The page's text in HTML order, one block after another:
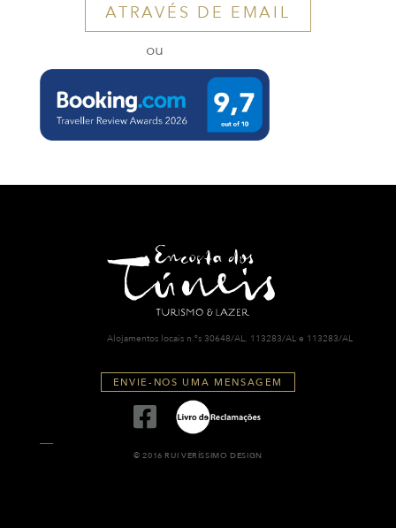
ATRAVÉS DE EMAIL
ou
Alojamentos locais n.ºs 30648/AL, 113283/AL e 113283/AL
ENVIE-NOS UMA MENSAGEM
© 2016 RUI VERÍSSIMO DESIGN